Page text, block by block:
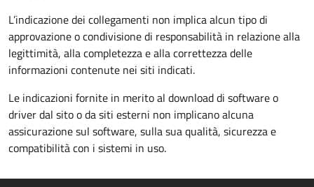
L’indicazione dei collegamenti non implica alcun tipo di
approvazione o condivisione di responsabilità in relazione alla
legittimità, alla completezza e alla correttezza delle
informazioni contenute nei siti indicati.
Le indicazioni fornite in merito al download di software o
driver dal sito o da siti esterni non implicano alcuna
assicurazione sul software, sulla sua qualità, sicurezza e
compatibilità con i sistemi in uso.